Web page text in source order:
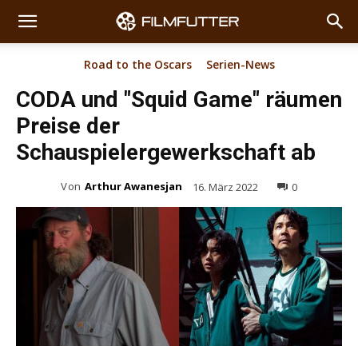
Road to the Oscars Serien-News
CODA und "Squid Game" räumen
Preise der
Schauspielergewerkschaft ab
Von Arthur Awanesjan 16. März 2022 0